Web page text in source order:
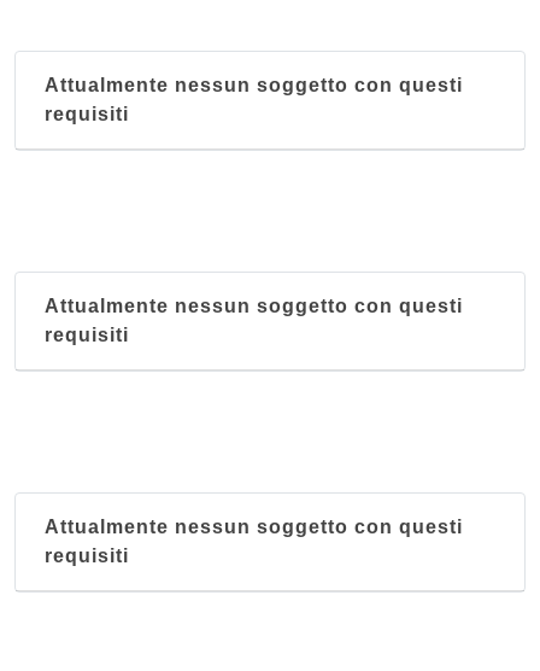
Attualmente nessun soggetto con questi
requisiti
Attualmente nessun soggetto con questi
requisiti
Attualmente nessun soggetto con questi
requisiti